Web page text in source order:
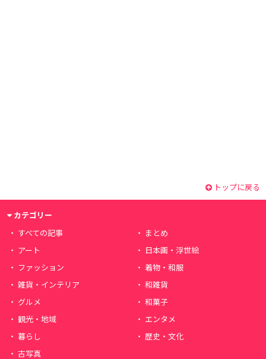
トップに戻る
カテゴリー
すべての記事
まとめ
アート
日本画・浮世絵
ファッション
着物・和服
雑貨・インテリア
和雑貨
グルメ
和菓子
観光・地域
エンタメ
暮らし
歴史・文化
古写真